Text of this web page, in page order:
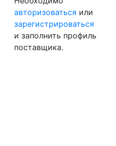
авторизоваться или
зарегистрироваться
и заполнить профиль
поставщика.